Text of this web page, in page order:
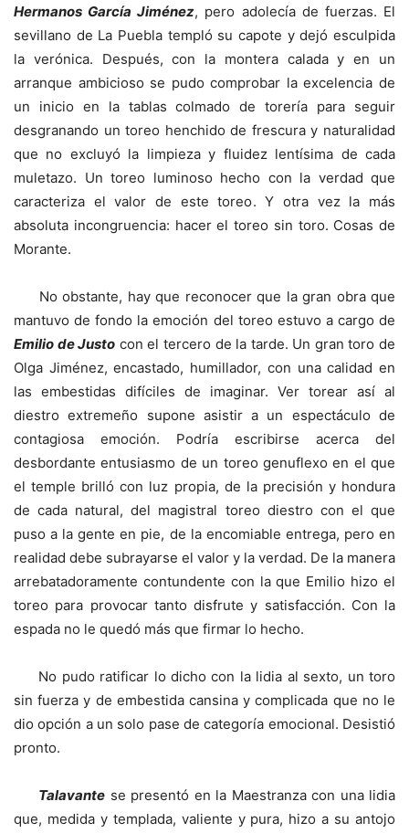
Hermanos García Jiménez, pero adolecía de fuerzas. El
sevillano de La Puebla templó su capote y dejó esculpida
la verónica. Después, con la montera calada y en un
arranque ambicioso se pudo comprobar la excelencia de
un inicio en la tablas colmado de torería para seguir
desgranando un toreo henchido de frescura y naturalidad
que no excluyó la limpieza y fluidez lentísima de cada
muletazo. Un toreo luminoso hecho con la verdad que
caracteriza el valor de este toreo. Y otra vez la más
absoluta incongruencia: hacer el toreo sin toro. Cosas de
Morante.
No obstante, hay que reconocer que la gran obra que
mantuvo de fondo la emoción del toreo estuvo a cargo de
Emilio de Justo con el tercero de la tarde. Un gran toro de
Olga Jiménez, encastado, humillador, con una calidad en
las embestidas difíciles de imaginar. Ver torear así al
diestro extremeño supone asistir a un espectáculo de
contagiosa emoción. Podría escribirse acerca del
desbordante entusiasmo de un toreo genuflexo en el que
el temple brilló con luz propia, de la precisión y hondura
de cada natural, del magistral toreo diestro con el que
puso a la gente en pie, de la encomiable entrega, pero en
realidad debe subrayarse el valor y la verdad. De la manera
arrebatadoramente contundente con la que Emilio hizo el
toreo para provocar tanto disfrute y satisfacción. Con la
espada no le quedó más que firmar lo hecho.
No pudo ratificar lo dicho con la lidia al sexto, un toro
sin fuerza y de embestida cansina y complicada que no le
dio opción a un solo pase de categoría emocional. Desistió
pronto.
Talavante se presentó en la Maestranza con una lidia
que, medida y templada, valiente y pura, hizo a su antojo